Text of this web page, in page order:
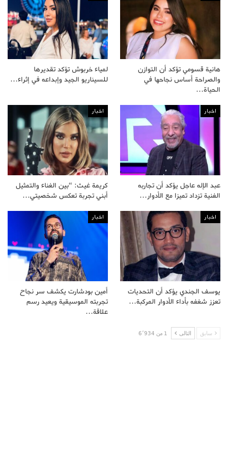
هانية قسومي تؤكد أن التوازن
والصراحة أساس نجاحها في
الحياة…
لمياء خربوش تؤكد تقديرها
للسيناريو الجيد وإبداعه في إثراء…
اخبار
عبد الإله عاجل يؤكد أن تجاربه
الفنية تزداد تميزا مع الأدوار…
اخبار
كريمة غيث: “بين الغناء والتمثيل
أبني تجربة تعكس شخصيتي…
اخبار
يوسف الجندي يؤكد أن التحديات
تعزز شغفه بأداء الأدوار المركبة…
اخبار
أمين بودشارت يكشف سر نجاح
تجربته الموسيقية ويعيد رسم
علاقة…
سابق التالى 1 من 6٬934